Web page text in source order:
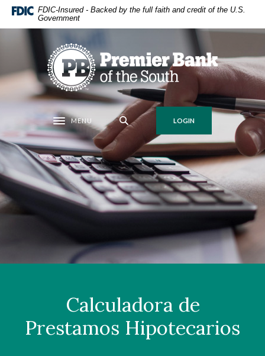
Home
Skip
footer
Download
higher
FDIC-Insured - Backed by the full faith and credit of the U.S.
Government
Premier Bank of the South
Toggle navigation
MENU LOGIN
Calculadora de
Prestamos Hipotecarios